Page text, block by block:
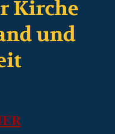
Kirche
und